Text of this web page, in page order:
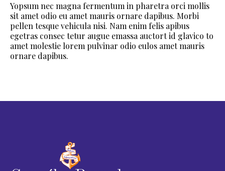
Yopsum nec magna fermentum in pharetra orci mollis
sit amet odio eu amet mauris ornare dapibus. Morbi
pellen tesque vehicula nisi. Nam enim felis apibus
egetras consec tetur augue emassa auctort id glavico to
amet molestie lorem pulvinar odio eulos amet mauris
ornare dapibus.